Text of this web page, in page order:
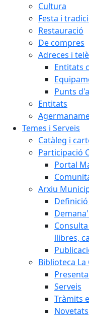
Cultura
Festa i
Restauració
De compres
Adreces i
Entitats
Punts
Entitats
Temes i Serveis
Catàleg i
Participació
Portal
Arxiu
llibres,
Biblioteca
Serveis
Tràmits
Novetats